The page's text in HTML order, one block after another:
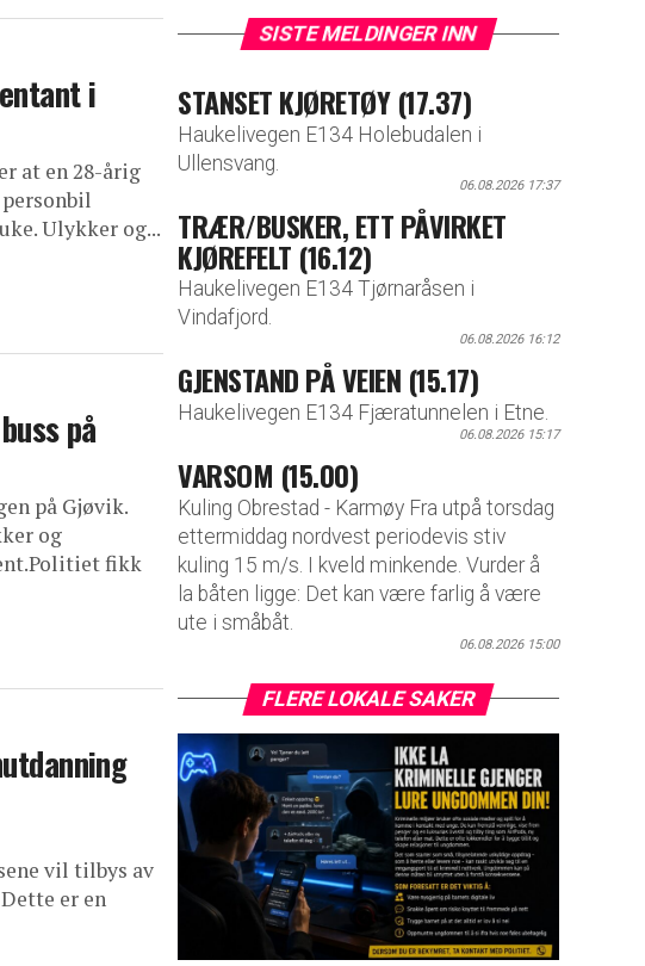
i
at en 28-årig
Ulykker og...
på
på Gjøvik.
og
fikk
vil tilbys av
er en
SISTE MELDINGER INN
STANSET KJØRETØY (17.37)
Haukelivegen E134 Holebudalen i
Ullensvang.
06.08.2026 17:37
TRÆR/BUSKER, ETT PÅVIRKET
KJØREFELT (16.12)
Haukelivegen E134 Tjørnaråsen i
Vindafjord.
06.08.2026 16:12
GJENSTAND PÅ VEIEN (15.17)
Haukelivegen E134 Fjæratunnelen i Etne.
06.08.2026 15:17
VARSOM (15.00)
Kuling Obrestad - Karmøy Fra utpå torsdag
ettermiddag nordvest periodevis stiv
kuling 15 m/s. I kveld minkende. Vurder å
la båten ligge: Det kan være farlig å være
ute i småbåt.
06.08.2026 15:00
FLERE LOKALE SAKER